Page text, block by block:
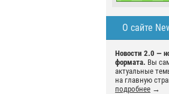
О сайте
Новости 2.0 —
формата. Вы
актуальные
на главную
подробнее →